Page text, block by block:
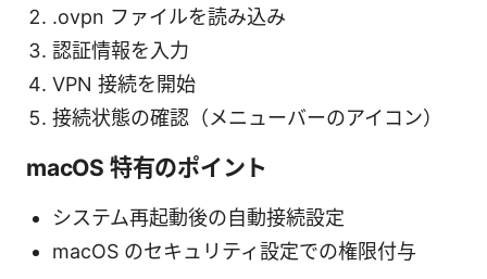
.ovpn ファイルを読み込み
認証情報を入力
VPN 接続を開始
接続状態の確認（メニューバーのアイコン）
macOS 特有のポイント
システム再起動後の自動接続設定
macOS のセキュリティ設定での権限付与